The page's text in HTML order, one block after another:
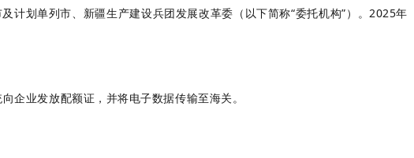
计划单列市、新疆生产建设兵团发展改革委（以下简称“委托机构”）。2025年
企业发放配额证，并将电子数据传输至海关。